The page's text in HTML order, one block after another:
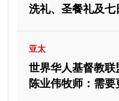
洗礼、圣餐礼及七
亚太
世界华人基督教联
陈业伟牧师：需要